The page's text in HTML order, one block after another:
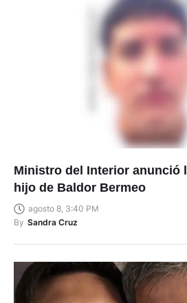
Ministro del Interior anunció
hijo de Baldor Bermeo
agosto 8, 3:40 PM
By Sandra Cruz